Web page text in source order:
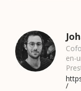
en-
/